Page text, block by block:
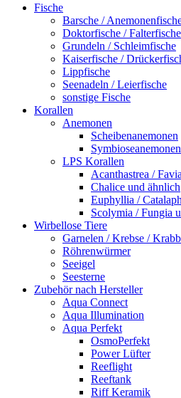
Fische
Barsche /
Doktorfische / Falterfische
Grundeln / Schleimfische
Kaiserfische /
Lippfische
Seenadeln / Leierfische
sonstige Fische
Korallen
Anemonen
Scheibenanemonen
Symbioseanemonen
LPS Korallen
Acanthastrea /
Chalice und ähnlich
Euphyllia /
Scolymia / Fungia
Wirbellose Tiere
Garnelen / Krebse /
Röhrenwürmer
Seeigel
Seesterne
Zubehör nach Hersteller
Aqua Connect
Aqua Illumination
Aqua Perfekt
OsmoPerfekt
Power Lüfter
Reeflight
Reeftank
Riff Keramik